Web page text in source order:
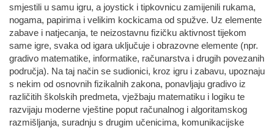
smjestili u samu igru, a joystick i tipkovnicu zamijenili rukama,
nogama, papirima i velikim kockicama od spužve. Uz elemente
zabave i natjecanja, te neizostavnu fizičku aktivnost tijekom
same igre, svaka od igara uključuje i obrazovne elemente (npr.
gradivo matematike, informatike, računarstva i drugih povezanih
područja). Na taj način se sudionici, kroz igru i zabavu, upoznaju
s nekim od osnovnih fizikalnih zakona, ponavljaju gradivo iz
različitih školskih predmeta, vježbaju matematiku i logiku te
razvijaju moderne vještine poput računalnog i algoritamskog
razmišljanja, suradnju s drugim učenicima, komunikacijske